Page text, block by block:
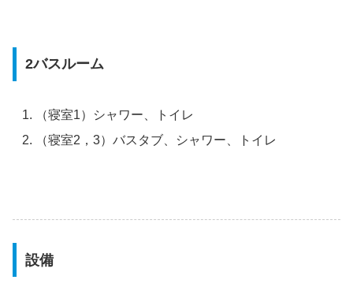
2バスルーム
（寝室1）シャワー、トイレ
（寝室2，3）バスタブ、シャワー、トイレ
設備